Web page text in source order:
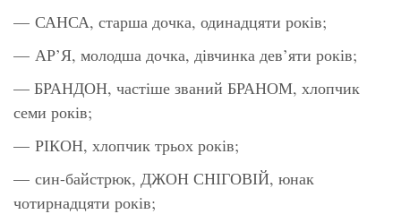
— САНСА, старша дочка, одинадцяти років;
— АР’Я, молодша дочка, дівчинка дев’яти років;
— БРАНДОН, частіше званий БРАНОМ, хлопчик
семи років;
— РІКОН, хлопчик трьох років;
— син-байстрюк, ДЖОН СНІГОВІЙ, юнак
чотирнадцяти років;